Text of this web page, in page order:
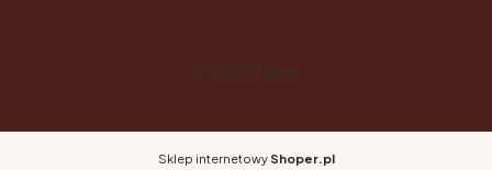
Sklep internetowy Shoper.pl